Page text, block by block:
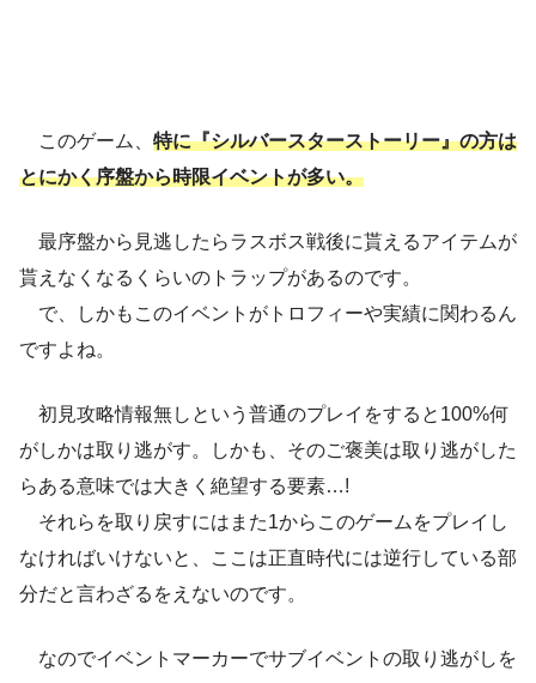
このゲーム、 特に『シルバースターストーリー』の方は
とにかく序盤から時限イベントが多い。
最序盤から見逃したらラスボス戦後に貰えるアイテムが
貰えなくなるくらいのトラップがあるのです。
で、しかもこのイベントがトロフィーや実績に関わるん
ですよね。
初見攻略情報無しという普通のプレイをすると100%何
がしかは取り逃がす。しかも、そのご褒美は取り逃がした
らある意味では大きく絶望する要素…!
それらを取り戻すにはまた1からこのゲームをプレイし
なければいけないと、ここは正直時代には逆行している部
分だと言わざるをえないのです。
なのでイベントマーカーでサブイベントの取り逃がしを